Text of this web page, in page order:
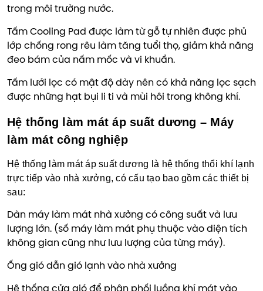
trong môi trường nước.
Tấm Cooling Pad được làm từ gỗ tự nhiên được phủ
lớp chống rong rêu làm tăng tuổi thọ, giảm khả năng
đeo bám của nấm mốc và vi khuẩn.
Tấm lưới lọc có mật độ dày nên có khả năng lọc sạch
được những hạt bụi li ti và mùi hôi trong không khí.
Hệ thống làm mát áp suất dương – Máy
làm mát công nghiệp
Hệ thống làm mát áp suất dương là hệ thống thổi khí lạnh
trực tiếp vào nhà xưởng, có cấu tạo bao gồm các thiết bị
sau:
Dàn máy làm mát nhà xưởng có công suất và lưu
lượng lớn. (số máy làm mát phụ thuộc vào diện tích
không gian cũng như lưu lượng của từng máy).
Ống gió dẫn gió lạnh vào nhà xưởng
Hệ thống cửa gió để phân phối luồng khí mát vào